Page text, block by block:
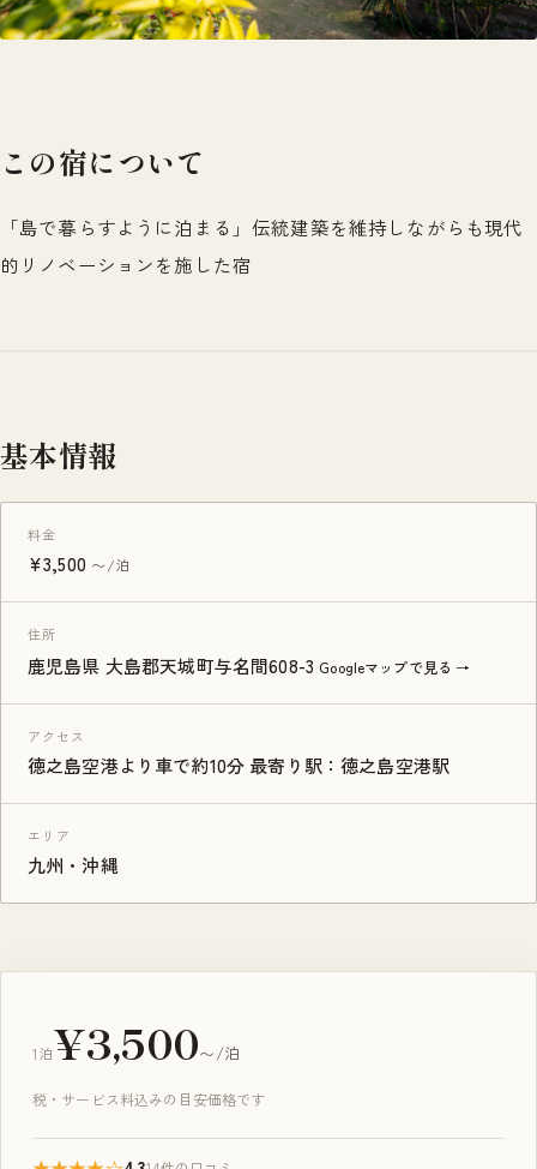
この宿について
「島で暮らすように泊まる」伝統建築を維持しながらも現代
的リノベーションを施した宿
基本情報
料金
¥3,500 〜/泊
住所
鹿児島県 大島郡天城町与名間608-3 Googleマップで見る →
アクセス
徳之島空港より車で約10分 最寄り駅：徳之島空港駅
エリア
九州・沖縄
1泊¥3,500〜/泊
税・サービス料込みの目安価格です